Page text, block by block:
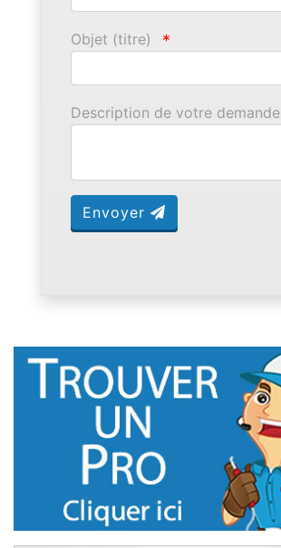
Objet (titre) *
Description de votre demande
Envoyer